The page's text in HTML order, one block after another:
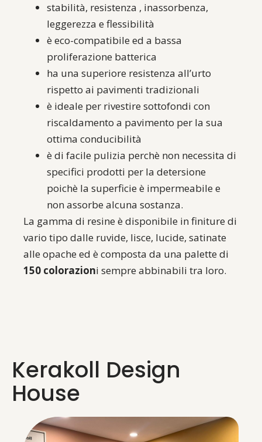
stabilità, resistenza , inassorbenza,
leggerezza e flessibilità
è eco-compatibile ed a bassa
proliferazione batterica
ha una superiore resistenza all’urto
rispetto ai pavimenti tradizionali
è ideale per rivestire sottofondi con
riscaldamento a pavimento per la sua
ottima conducibilità
è di facile pulizia perchè non necessita di
specifici prodotti per la detersione
poichè la superficie è impermeabile e
non assorbe alcuna sostanza.
La gamma di resine è disponibile in finiture di
vario tipo dalle ruvide, lisce, lucide, satinate
alle opache ed è composta da una palette di
150 colorazioni sempre abbinabili tra loro.
Kerakoll Design
House